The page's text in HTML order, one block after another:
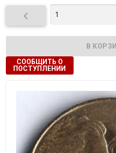

СООБЩИТЬ О
ПОСТУПЛЕНИИ